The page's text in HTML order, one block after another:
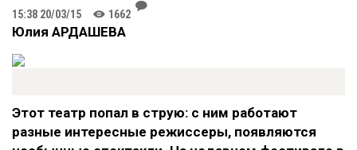
15:38 20/03/15 K 1662
J
Юлия АРДАШЕВА
Этот театр попал в струю: с ним работают
разные интересные режиссеры, появляются